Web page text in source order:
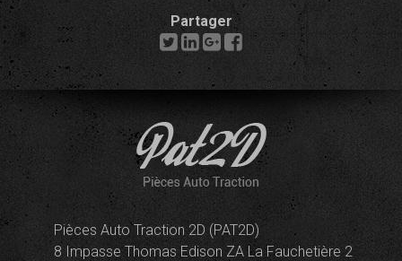
Partager
Pièces Auto Traction 2D (PAT2D)
8 Impasse Thomas Edison ZA La Fauchetière 2